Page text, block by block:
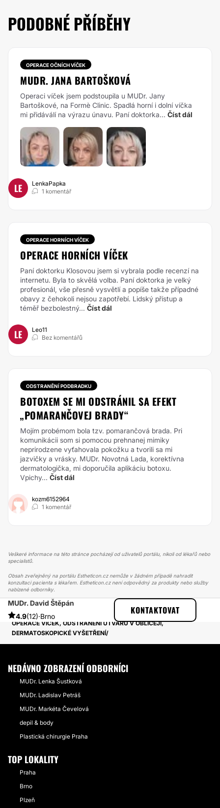
PODOBNÉ PŘÍBĚHY
OPERACE OČNÍCH VÍČEK
MUDR. JANA BARTOŠKOVÁ
Operaci víček jsem podstoupila u MUDr. Jany
Bartoškové, na Formè Clinic. Spadlá horní i dolní víčka
mi přidáválí na výrazu únavu. Paní doktorka... Číst dál
LE
LenkaPapka
1 komentář
OPERACE HORNÍCH VÍČEK
OPERACE HORNÍCH VÍČEK
Paní doktorku Klosovou jsem si vybrala podle recenzí na
internetu. Byla to skvělá volba. Paní doktorka je velký
profesionál, vše přesně vysvětlí a popíše takže případné
obavy z čehokoli nejsou zapotřebí. Lidský přístup a
téměř bezbolestný... Číst dál
LE
Leo11
Bez komentářů
ODSTRANĚNÍ PODBRADKU
BOTOXEM SE MI ODSTRÁNIL SA EFEKT
„POMARANČOVEJ BRADY“
Mojím probémom bola tzv. pomarančová brada. Pri
komunikácii som si pomocou prehnanej mimiky
neprirodzene vyťahovala pokožku a tvorili sa mi
jazvičky a vrásky. MUDr. Novotná Lada, korektívna
dermatologička, mi doporučila aplikáciu botoxu.
Vpichy... Číst dál
kozm6152964
1 komentář
Veškeré informace na této stránce pocházejí od uživatelů portálu, nikoli od lékařů nebo
specialistů.
Obsah zveřejněný na portálu Estheticon.cz nemůže v žádném případě nahradit
konzultaci pacienta s lékařem. Estheticon.cz není odpovědný za produkty nebo služby
nabízené odborníky.
MUDr. David Štěpán
4.9(12)·Brno
KONTAKTOVAT
ESTHETICON
PŘÍBĚHY
PŘÍBĚHY TÝKAJÍCÍ SE ZÁKROKU OPERACE OČNÍCH VÍČEK
OPERACE VÍČEK, ODSTRANĚNÍ ÚTVARU V OBLIČEJI,
DERMATOSKOPICKÉ VYŠETŘENÍ
NEDÁVNO ZOBRAZENÍ ODBORNÍCI
MUDr. Lenka Šustková
MUDr. Ladislav Petráš
MUDr. Markéta Čevelová
depil & body
Plastická chirurgie Praha
TOP LOKALITY
Praha
Brno
Plzeň